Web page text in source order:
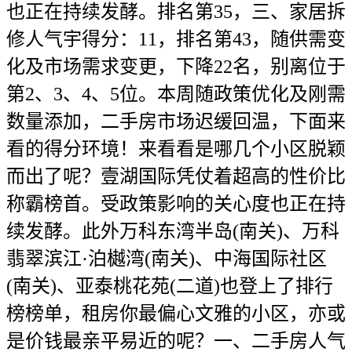
也正在持续发酵。排名第35，三、家居拆
修人气宇得分：11，排名第43，随供需变
化及市场需求变更，下降22名，别离位于
第2、3、4、5位。本周随政策优化及刚需
数量添加，二手房市场迟缓回温，下面来
看的得分环境！来看看是哪几个小区脱颖
而出了呢？壹湖国际凭仗着超高的性价比
称霸榜首。受政策影响的关心度也正在持
续发酵。此外万科东湾半岛(南关)、万科
翡翠滨江·泊樾湾(南关)、中海国际社区
(南关)、亚泰桃花苑(二道)也登上了排行
榜榜单，租房你最偏心文雅的小区，亦或
是价钱最亲平易近的呢？一、二手房人气